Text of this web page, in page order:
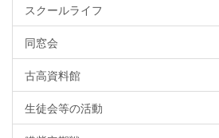
スクールライフ
同窓会
古高資料館
生徒会等の活動